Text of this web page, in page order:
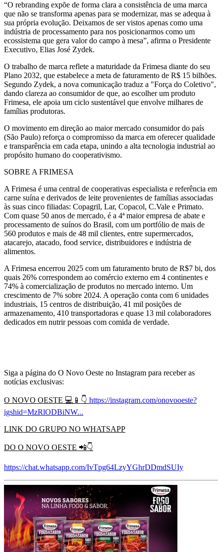
“O rebranding expõe de forma clara a consistência de uma marca
que não se transforma apenas para se modernizar, mas se adequa à
sua própria evolução. Deixamos de ser vistos apenas como uma
indústria de processamento para nos posicionarmos como um
ecossistema que gera valor do campo à mesa”, afirma o Presidente
Executivo, Elias José Zydek.
O trabalho de marca reflete a maturidade da Frimesa diante do seu
Plano 2032, que estabelece a meta de faturamento de R$ 15 bilhões.
Segundo Zydek, a nova comunicação traduz a "Força do Coletivo",
dando clareza ao consumidor de que, ao escolher um produto
Frimesa, ele apoia um ciclo sustentável que envolve milhares de
famílias produtoras.
O movimento em direção ao maior mercado consumidor do país
(São Paulo) reforça o compromisso da marca em oferecer qualidade
e transparência em cada etapa, unindo a alta tecnologia industrial ao
propósito humano do cooperativismo.
SOBRE A FRIMESA
A Frimesa é uma central de cooperativas especialista e referência em
carne suína e derivados de leite provenientes de famílias associadas
às suas cinco filiadas: Copagril, Lar, Copacol, C.Vale e Primato.
Com quase 50 anos de mercado, é a 4ª maior empresa de abate e
processamento de suínos do Brasil, com um portfólio de mais de
560 produtos e mais de 48 mil clientes, entre supermercados,
atacarejo, atacado, food service, distribuidores e indústria de
alimentos.
A Frimesa encerrou 2025 com um faturamento bruto de R$7 bi, dos
quais 26% correspondem ao comércio externo em 4 continentes e
74% à comercialização de produtos no mercado interno. Um
crescimento de 7% sobre 2024. A operação conta com 6 unidades
industriais, 15 centros de distribuição, 41 mil posições de
armazenamento, 410 transportadoras e quase 13 mil colaboradores
dedicados em nutrir pessoas com comida de verdade.
Siga a página do O Novo Oeste no Instagram para receber as
notícias exclusivas:
O NOVO OESTE 💻📱👇 https://instagram.com/onovooeste?
igshid=MzRlODBiNW...
LINK DO GRUPO NO WHATSAPP
DO O NOVO OESTE 📲👇
https://chat.whatsapp.com/IvTpg64LzyYGhrDDmdSUIy